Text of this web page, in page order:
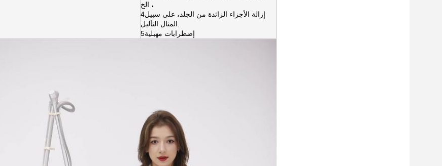
، الخ
4إزالة الأجزاء الزائدة من الجلد، على سبيل
5إضطرابات مهبلية